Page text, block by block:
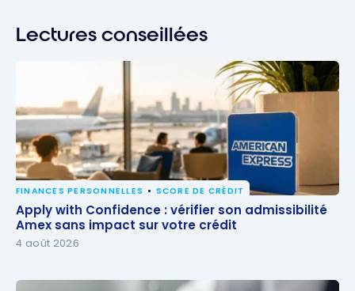
Lectures conseillées
Apply with Confidence : vérifier son admissibilité
Amex sans impact sur votre crédit
FINANCES PERSONNELLES SCORE DE CRÉDIT
Apply with Confidence : vérifier son admissibilité
Amex sans impact sur votre crédit
4 août 2026